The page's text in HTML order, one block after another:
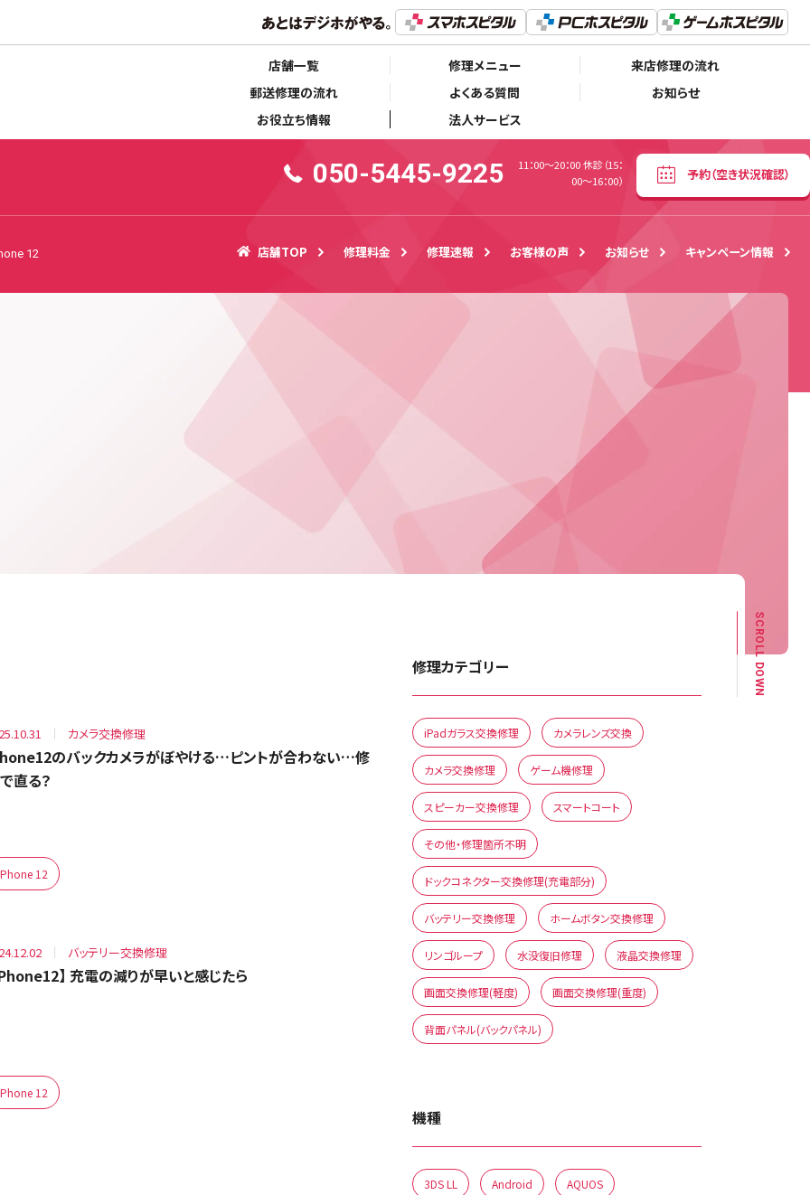
店舗一覧 修理メニュー
来店修理の流れ
郵送修理の流れ
よくある質問
お知らせ
お役立ち情報
法人サービス
せ キャンペーン情報
050-5445-9225
11：00〜20：00 休診（15：00～16：00）
予約（空き状況確認）
050-5445-9225
11：00〜20：00 休診（15：
00～16：00）
予約（空き状況確認）
12 店舗TOP 修理料金 修理速報 お客様の声 お知らせ キャンペーン情報
SCROLL DOWN
カメラ交換修理
のバックカメラがぼやける…ピントが合わない…修
直る？
12
バッテリー交換修理
】 充電の減りが早いと感じたら
12
修理カテゴリー
iPadガラス交換修理 カメラレンズ交換
カメラ交換修理 ゲーム機修理
スピーカー交換修理 スマートコート
その他・修理箇所不明
ドックコネクター交換修理(充電部分)
バッテリー交換修理 ホームボタン交換修理
リンゴループ 水没復旧修理 液晶交換修理
画面交換修理(軽度) 画面交換修理(重度)
背面パネル(バックパネル)
機種
3DS LL Android AQUOS